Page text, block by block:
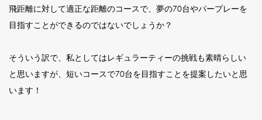
飛距離に対して適正な距離のコースで、夢の70台やパープレーを
目指すことができるのではないでしょうか？
そういう訳で、私としてはレギュラーティーの挑戦も素晴らしい
と思いますが、短いコースで70台を目指すことを提案したいと思
います！